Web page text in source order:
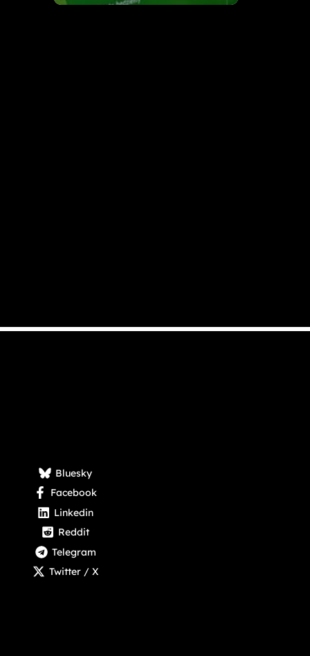
Bluesky
Facebook
Linkedin
Reddit
Telegram
Twitter / X